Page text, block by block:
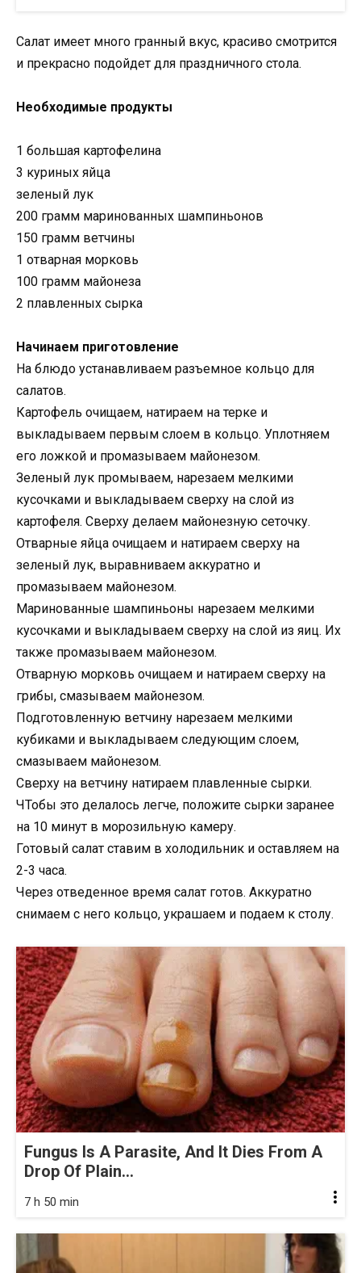
Салат имеет много гранный вкус, красиво смотрится
и прекрасно подойдет для праздничного стола.
Необходимые продукты
1 большая картофелина
3 куриных яйца
зеленый лук
200 грамм маринованных шампиньонов
150 грамм ветчины
1 отварная морковь
100 грамм майонеза
2 плавленных сырка
Начинаем приготовление
На блюдо устанавливаем разъемное кольцо для
салатов.
Картофель очищаем, натираем на терке и
выкладываем первым слоем в кольцо. Уплотняем
его ложкой и промазываем майонезом.
Зеленый лук промываем, нарезаем мелкими
кусочками и выкладываем сверху на слой из
картофеля. Сверху делаем майонезную сеточку.
Отварные яйца очищаем и натираем сверху на
зеленый лук, выравниваем аккуратно и
промазываем майонезом.
Маринованные шампиньоны нарезаем мелкими
кусочками и выкладываем сверху на слой из яиц. Их
также промазываем майонезом.
Отварную морковь очищаем и натираем сверху на
грибы, смазываем майонезом.
Подготовленную ветчину нарезаем мелкими
кубиками и выкладываем следующим слоем,
смазываем майонезом.
Сверху на ветчину натираем плавленные сырки.
ЧТобы это делалось легче, положите сырки заранее
на 10 минут в морозильную камеру.
Готовый салат ставим в холодильник и оставляем на
2-3 часа.
Через отведенное время салат готов. Аккуратно
снимаем с него кольцо, украшаем и подаем к столу.
Fungus Is A Parasite, And It Dies From A
Drop Of Plain...
7 h 50 min